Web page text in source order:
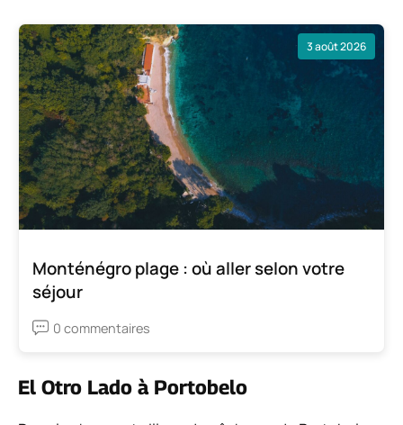
3 août 2026
Monténégro plage : où aller selon votre
séjour
0 commentaires
El Otro Lado à Portobelo